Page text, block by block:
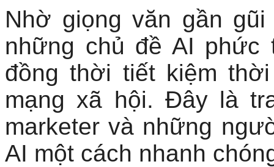
Nhờ giọng văn gần
những chủ đề AI
đồng thời tiết kiệm
mạng xã hội. Đây là
marketer và những
AI một cách nhanh